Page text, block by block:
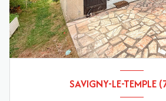
SAVIGNY-LE-TEMPLE